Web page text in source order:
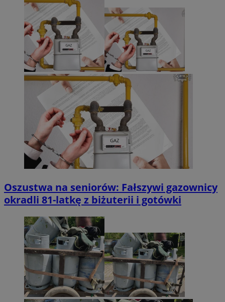
Oszustwa na seniorów: Fałszywi gazownicy
okradli 81-latkę z biżuterii i gotówki